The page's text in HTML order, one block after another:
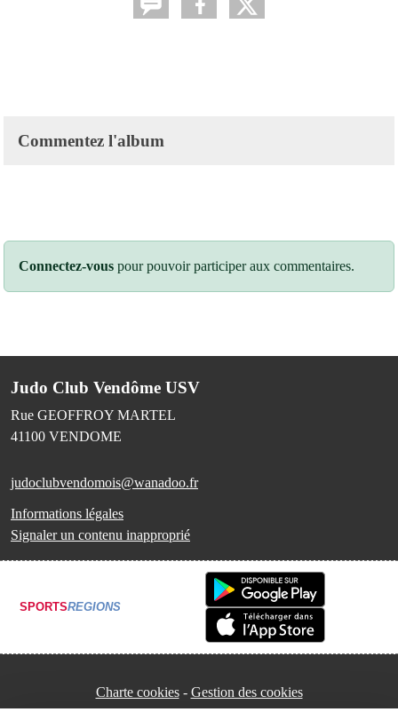
Commentez l'album
Connectez-vous pour pouvoir participer aux commentaires.
Judo Club Vendôme USV
Rue GEOFFROY MARTEL
41100 VENDOME
judoclubvendomois@wanadoo.fr
Informations légales
Signaler un contenu inapproprié
SPORTSREGIONS
Charte cookies Gestion des cookies